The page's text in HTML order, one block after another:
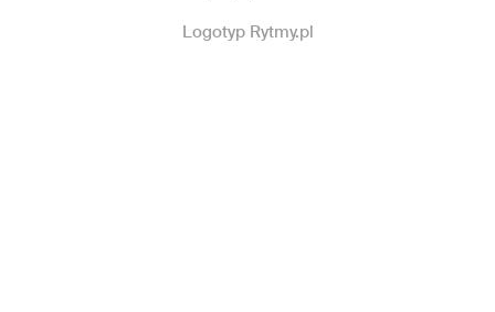
Logotyp Rytmy.pl